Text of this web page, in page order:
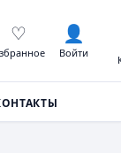
♡ 👤
Войти